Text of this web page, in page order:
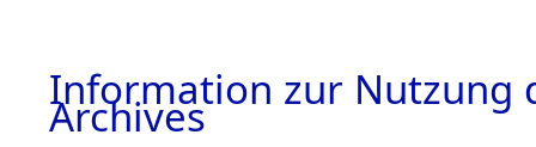
Information zur Nutzung
Archives